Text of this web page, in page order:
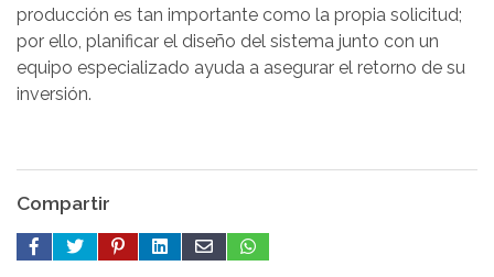
producción es tan importante como la propia solicitud;
por ello, planificar el diseño del sistema junto con un
equipo especializado ayuda a asegurar el retorno de su
inversión.
Compartir